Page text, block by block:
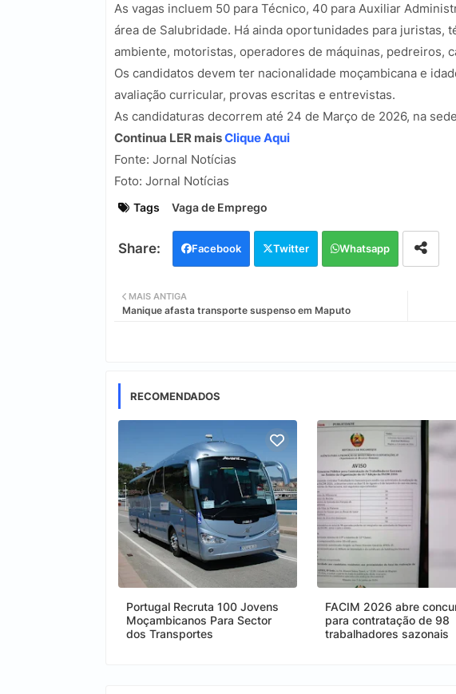
As vagas incluem 50 para Técnico, 40 para Auxiliar
área de Salubridade. Há ainda oportunidades para juristas,
ambiente, motoristas, operadores de máquinas, pedreiros,
Os candidatos devem ter nacionalidade moçambicana e
avaliação curricular, provas escritas e entrevistas.
As candidaturas decorrem até 24 de Março de 2026, na
Continua LER maisClique Aqui
Fonte: Jornal Notícias
Foto: Jornal Notícias
Tags Vaga de Emprego
Facebook Twitter Whatsapp
MAIS ANTIGA
Manique afasta transporte suspenso em Maputo
RECOMENDADOS
Portugal Recruta 100 Jovens
Moçambicanos Para Sector
dos Transportes
FACIM 2026 abre
para contratação de 98
trabalhadores sazonais